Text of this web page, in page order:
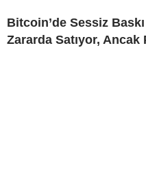
Bitcoin’de Sessiz
Zararda Satıyor, Ancak